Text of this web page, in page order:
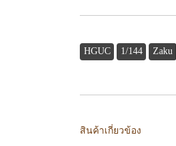
HGUC 1/144 Zaku
สินค้าเกี่ยวข้อง